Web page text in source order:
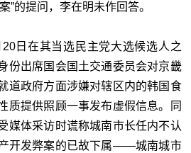
”的提问，李在明未作回答。
日在其当选民主党大选候选人之
份出席国会国土交通委员会对京畿
道政府方面涉嫌对辖区内的韩国食
质提供照顾一事发布虚假信息。同
媒体采访时谎称城南市长任内不认
开发弊案的已故下属——城南城市